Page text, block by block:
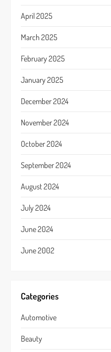
April 2025
March 2025
February 2025
January 2025
December 2024
November 2024
October 2024
September 2024
August 2024
July 2024
June 2024
June 2002
Categories
Automotive
Beauty